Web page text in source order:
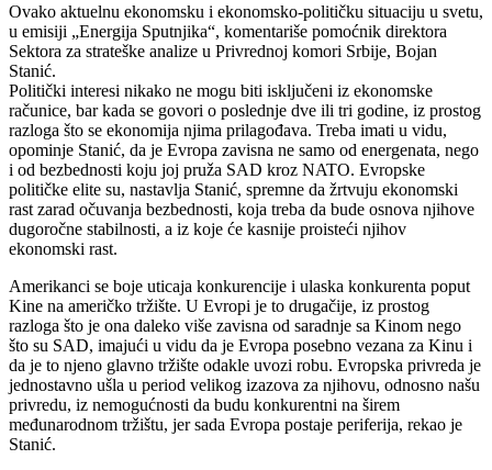
Ovako aktuelnu ekonomsku i ekonomsko-političku situaciju u svetu,
u emisiji „Energija Sputnjika“, komentariše pomoćnik direktora
Sektora za strateške analize u Privrednoj komori Srbije, Bojan
Stanić.
Politički interesi nikako ne mogu biti isključeni iz ekonomske
računice, bar kada se govori o poslednje dve ili tri godine, iz prostog
razloga što se ekonomija njima prilagođava. Treba imati u vidu,
opominje Stanić, da je Evropa zavisna ne samo od energenata, nego
i od bezbednosti koju joj pruža SAD kroz NATO. Evropske
političke elite su, nastavlja Stanić, spremne da žrtvuju ekonomski
rast zarad očuvanja bezbednosti, koja treba da bude osnova njihove
dugoročne stabilnosti, a iz koje će kasnije proisteći njihov
ekonomski rast.
Amerikanci se boje uticaja konkurencije i ulaska konkurenta poput
Kine na američko tržište. U Evropi je to drugačije, iz prostog
razloga što je ona daleko više zavisna od saradnje sa Kinom nego
što su SAD, imajući u vidu da je Evropa posebno vezana za Kinu i
da je to njeno glavno tržište odakle uvozi robu. Evropska privreda je
jednostavno ušla u period velikog izazova za njihovu, odnosno našu
privredu, iz nemogućnosti da budu konkurentni na širem
međunarodnom tržištu, jer sada Evropa postaje periferija, rekao je
Stanić.